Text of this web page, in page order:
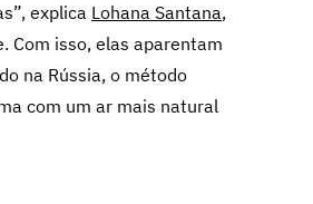
explica Lohana Santana,
Com isso, elas aparentam
na Rússia, o método
com um ar mais natural